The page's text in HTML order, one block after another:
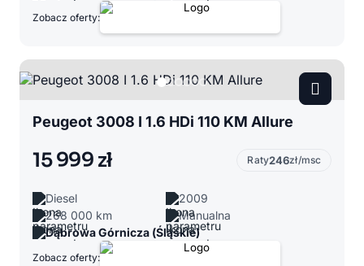
Zobacz oferty:
Peugeot 3008 I 1.6 HDi 110 KM Allure
15 999 zł Raty246zł/msc
Diesel
2009
268 000 km
Manualna
Dąbrowa Górnicza (Śląskie)
Zobacz oferty: